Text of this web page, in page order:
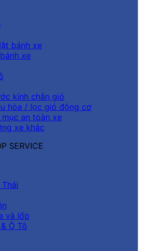
bánh xe
xe
kính chắn gió
hòa / lọc gió động cơ
an toàn xe
xe khác
SERVICE
và lốp
Ô Tô